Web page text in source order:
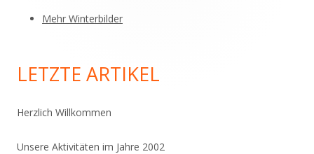
Seitenleiste
Mehr Winterbilder
LETZTE ARTIKEL
Herzlich Willkommen
Unsere Aktivitäten im Jahre 2002